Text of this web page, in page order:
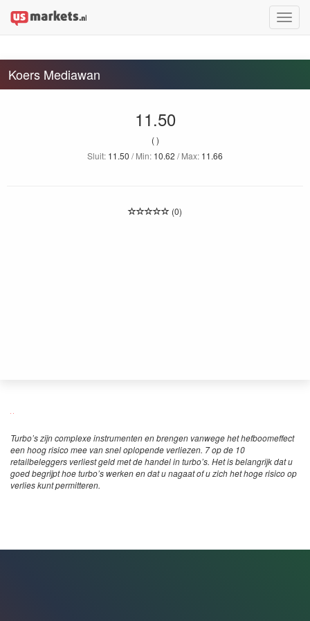
Toggle
Koers Mediawan
11.50
( )
Sluit: 11.50 / Min: 10.62 / Max: 11.66
(0)
Turbo’s zijn complexe instrumenten en brengen vanwege het hefboomeffect
een hoog risico mee van snel oplopende verliezen. 7 op de 10
retailbeleggers verliest geld met de handel in turbo’s. Het is belangrijk dat u
goed begrijpt hoe turbo’s werken en dat u nagaat of u zich het hoge risico op
verlies kunt permitteren.